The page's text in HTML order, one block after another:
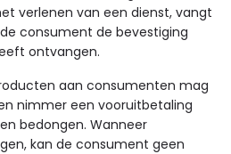
verlenen van een dienst, vangt
consument de bevestiging
ontvangen.
aan consumenten mag
nimmer een vooruitbetaling
bedongen. Wanneer
kan de consument geen